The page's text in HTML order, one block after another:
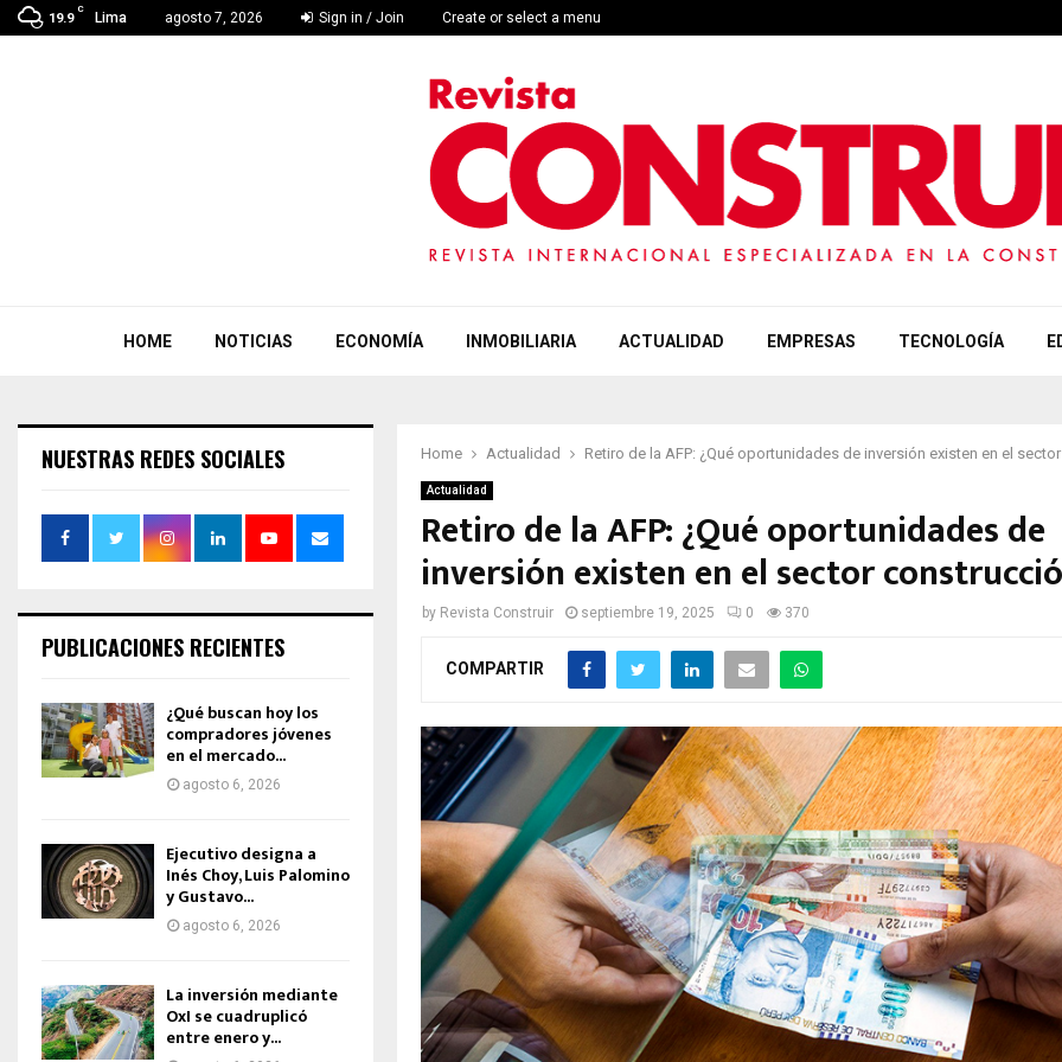
19.9
C
Lima agosto 7, 2026 Sign in / Join Create or select a menu
HOME NOTICIAS ECONOMÍA INMOBILIARIA ACTUALIDAD EMPRESAS TECNOLOGÍA
Home Actualidad Retiro de la AFP: ¿Qué oportunidades de inversión existen en el
Actualidad
Retiro de la AFP: ¿Qué oportunidades de
inversión existen en el sector
by Revista Construir septiembre 19, 2025 0 370
COMPARTIR
NUESTRAS REDES SOCIALES
PUBLICACIONES RECIENTES
¿Qué buscan hoy los
compradores jóvenes
en el mercado...
agosto 6, 2026
Ejecutivo designa a
Inés Choy, Luis Palomino
y Gustavo...
agosto 6, 2026
La inversión mediante
OxI se cuadruplicó
entre enero y...